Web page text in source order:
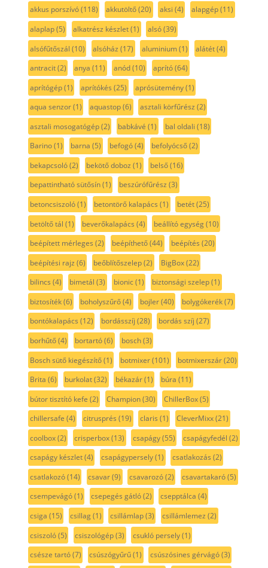
akkus porszívó(118) akkutöltő(20) aksi (4) alapgép(11)
alaplap(5) alkatrész készlet(1) alsó(39)
alsófűtőszál (10) alsóház (17) aluminium(1) alátét(4)
antracit(2) anya (11) anód(10) aprító(64)
aprítógép(1) aprítókés (25) aprósütemény(1)
aqua senzor(1) aquastop(6) asztali körfűrész (2)
asztali mosogatógép(2) babkávé (1) bal oldali (18)
Barino(1) barna (5) befogó(4) befolyócső(2)
bekapcsoló(2) bekötő doboz (1) belső(16)
bepattintható sütősín(1) beszúrófűrész (3)
betoncsiszoló(1) betontörő kalapács (1) betét(25)
betöltő tál (1) beverőkalapács (4) beállító egység(10)
beépített mérleges (2) beépíthető(44) beépítés (20)
beépítési rajz (6) beőblítőszelep(2) BigBox(22)
bilincs (4) bimetál (3) bionic(1) biztonsági szelep(1)
biztosíték(6) boholyszűrő(4) bojler(40) bolygókerék(7)
bontókalapács (12) bordásszíj (28) bordás szíj (27)
borhűtő(4) bortartó(6) bosch(3)
Bosch sütő kiegészítő(1) botmixer(101) botmixerszár(20)
Brita (6) burkolat(32) békazár(1) búra (11)
bútor tisztító kefe (2) Champion(30) ChillerBox(5)
chillersafe (4) citrusprés (19) claris (1) CleverMixx(21)
coolbox(2) crisperbox(13) csapágy(55) csapágyfedél (2)
csapágy készlet(4) csapágypersely(1) csatlakozás (2)
csatlakozó(14) csavar(9) csavarozó(2) csavartakaró(5)
csempevágó(1) csepegés gátló(2) csepptálca (4)
csiga (15) csillag(1) csillámlap(3) csillámlemez (2)
csiszoló(5) csiszológép(3) csukló persely(1)
csésze tartó(7) csúszógyűrű(1) csúszósines gérvágó(3)